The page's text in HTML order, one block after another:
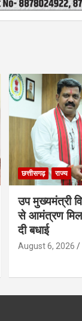
छत्तीसगढ़ राज्य
उप मुख्यमंत्री
से आमंत्रण
दी बधाई
August 6, 2026